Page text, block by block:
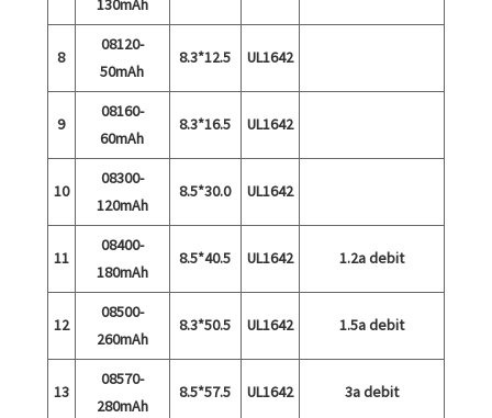
130mAh
8
08120-
50mAh
8.3*12.5 UL1642
9
08160-
60mAh
8.3*16.5 UL1642
10
08300-
120mAh
8.5*30.0 UL1642
11
08400-
180mAh
8.5*40.5 UL1642 1.2a debit
12
08500-
260mAh
8.3*50.5 UL1642 1.5a debit
13
08570-
280mAh
8.5*57.5 UL1642 3a debit